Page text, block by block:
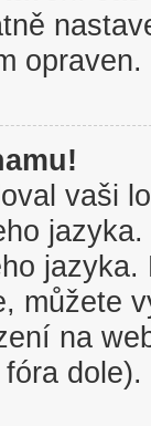
opraven.
vaši
můžete
na
dole).